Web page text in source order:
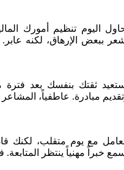
اليوم تنظيم أمورك
ببعض الإرهاق، لكنه
ثقتك بنفسك بعد فترة
مبادرة. عاطفياً،
مع يوم متقلب، لكنك
خبراً مهنياً ينتظر